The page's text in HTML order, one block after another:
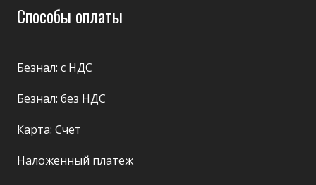
Способы оплаты
Безнал: с НДС
Безнал: без НДС
Карта: Счет
Наложенный платеж